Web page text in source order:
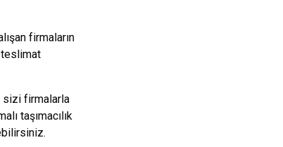
firmaların
sizi firmalarla
taşımacılık